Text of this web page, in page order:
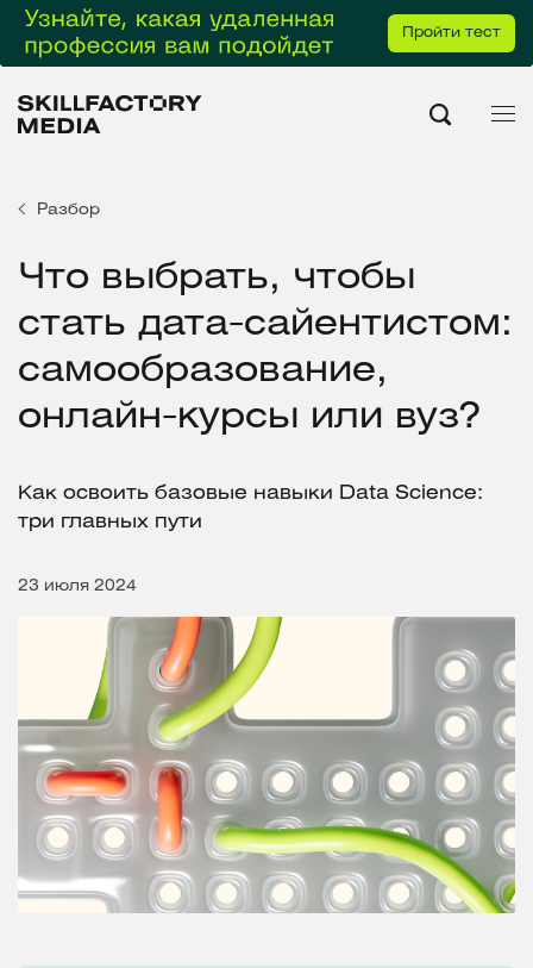
Пройти тест
Разбор
Что выбрать, чтобы
стать дата-сайентистом:
самообразование,
онлайн-курсы или вуз?
Как освоить базовые навыки Data Science:
три главных пути
23 июля 2024